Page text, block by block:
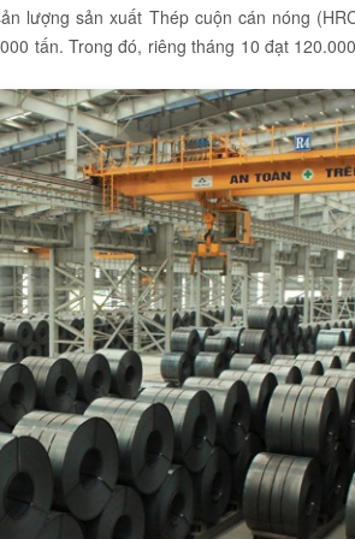
lượng sản xuất Thép cuộn cán nóng
tấn. Trong đó, riêng tháng 10 đạt